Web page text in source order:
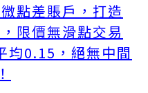
點差賬戶，打造
限價無滑點交易
均0.15，絕無中間